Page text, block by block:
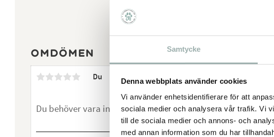
Samtycke
Denna webbplats använder cookies
Vi använder enhetsidentifierare för att
sociala medier och analysera vår trafik. Vi
till de sociala medier och annons- och
med annan information som du har
Omdömen
Du